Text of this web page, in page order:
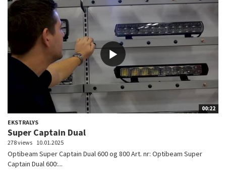
00:22
EKSTRALYS
Super Captain Dual
278 views 10.01.2025
Optibeam Super Captain Dual 600 og 800 Art. nr: Optibeam Super
Captain Dual 600:...